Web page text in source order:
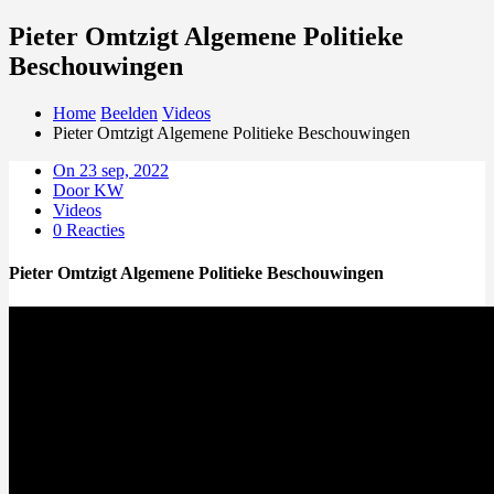
Pieter Omtzigt Algemene Politieke
Beschouwingen
Home Beelden Videos
Pieter Omtzigt Algemene Politieke Beschouwingen
On 23 sep, 2022
Door KW
Videos
0 Reacties
Pieter Omtzigt Algemene Politieke Beschouwingen